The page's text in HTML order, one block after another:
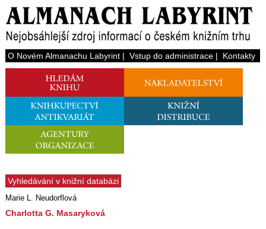
O Novém Almanachu Labyrint| Vstup do administrace| Kontakty
Vyhledávání v knižní databázi
Marie L. Neudorflová
Charlotta G. Masaryková